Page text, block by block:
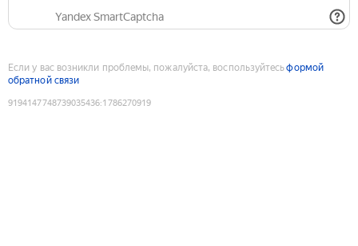
Yandex SmartCaptcha
Если у вас возникли проблемы, пожалуйста, воспользуйтесьформой
обратной связи
9194147748739035436:1786270919